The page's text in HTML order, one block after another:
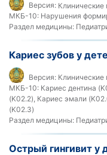
Версия:
МКБ-10: Нарушения
Раздел медицины:
Кариес зубов у
Версия:
МКБ-10: Кариес дентина
(K02.2), Кариес эмали
(K02.3)
Раздел медицины:
Острый гингивит у